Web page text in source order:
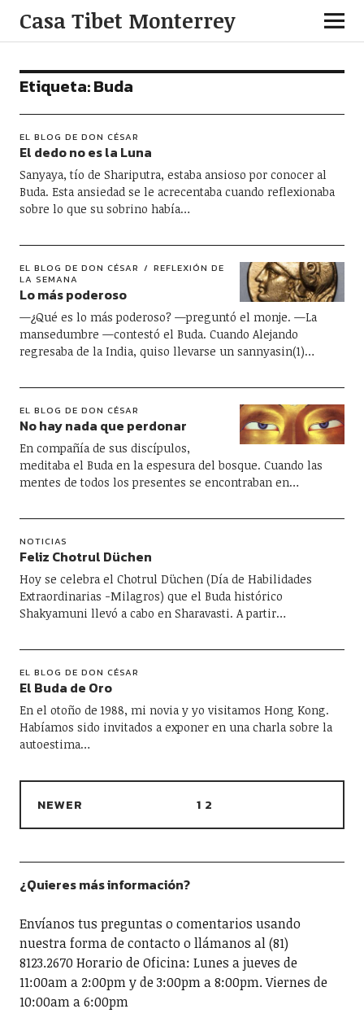
Casa Tibet Monterrey
Etiqueta:Buda
EL BLOG DE DON CÉSAR
El dedo no es la Luna
Sanyaya, tío de Shariputra, estaba ansioso por conocer al
Buda. Esta ansiedad se le acrecentaba cuando reflexionaba
sobre lo que su sobrino había…
EL BLOG DE DON CÉSAR
REFLEXIÓN DE
LA SEMANA
Lo más poderoso
—¿Qué es lo más poderoso? —preguntó el monje. —La
mansedumbre —contestó el Buda. Cuando Alejando
regresaba de la India, quiso llevarse un sannyasin(1)…
EL BLOG DE DON CÉSAR
No hay nada que perdonar
En compañía de sus discípulos,
meditaba el Buda en la espesura del bosque. Cuando las
mentes de todos los presentes se encontraban en…
NOTICIAS
Feliz Chotrul Düchen
Hoy se celebra el Chotrul Düchen (Día de Habilidades
Extraordinarias -Milagros) que el Buda histórico
Shakyamuni llevó a cabo en Sharavasti. A partir…
EL BLOG DE DON CÉSAR
El Buda de Oro
En el otoño de 1988, mi novia y yo visitamos Hong Kong.
Habíamos sido invitados a exponer en una charla sobre la
autoestima…
NEWER 1 2
¿Quieres más información?
Envíanos tus preguntas o comentarios usando
nuestra forma de contacto o llámanos al (81)
8123.2670 Horario de Oficina: Lunes a jueves de
11:00am a 2:00pm y de 3:00pm a 8:00pm. Viernes de
10:00am a 6:00pm